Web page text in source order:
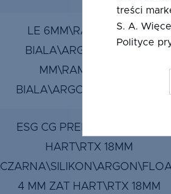
treści
S. A.
Polityce
LE 6MM\RAMKA SSP 18
BIALA\ARGON\FLOAT 6
MM\RAMKA SSP 18
BIALA\ARGON\VSG 44.2 LE
ESG CG PREMIUM 4MM ZAT
HART\RTX 18MM
4 MM ZAT HART\RTX 18MM